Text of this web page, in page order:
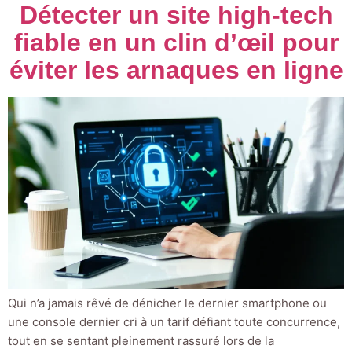
Détecter un site high-tech
fiable en un clin d’œil pour
éviter les arnaques en ligne
Qui n’a jamais rêvé de dénicher le dernier smartphone ou
une console dernier cri à un tarif défiant toute concurrence,
tout en se sentant pleinement rassuré lors de la